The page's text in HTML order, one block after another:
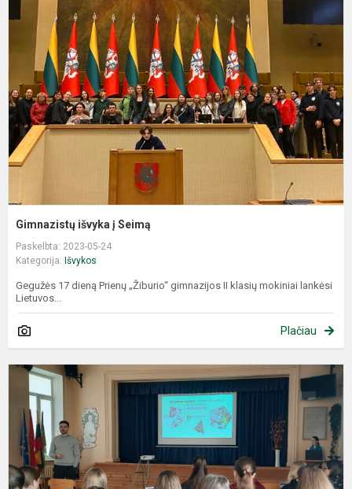
Gimnazistų išvyka į Seimą
Paskelbta: 2023-05-24
Kategorija: Išvykos
Gegužės 17 dieną Prienų „Žiburio“ gimnazijos II klasių mokiniai lankėsi
Lietuvos...
Plačiau